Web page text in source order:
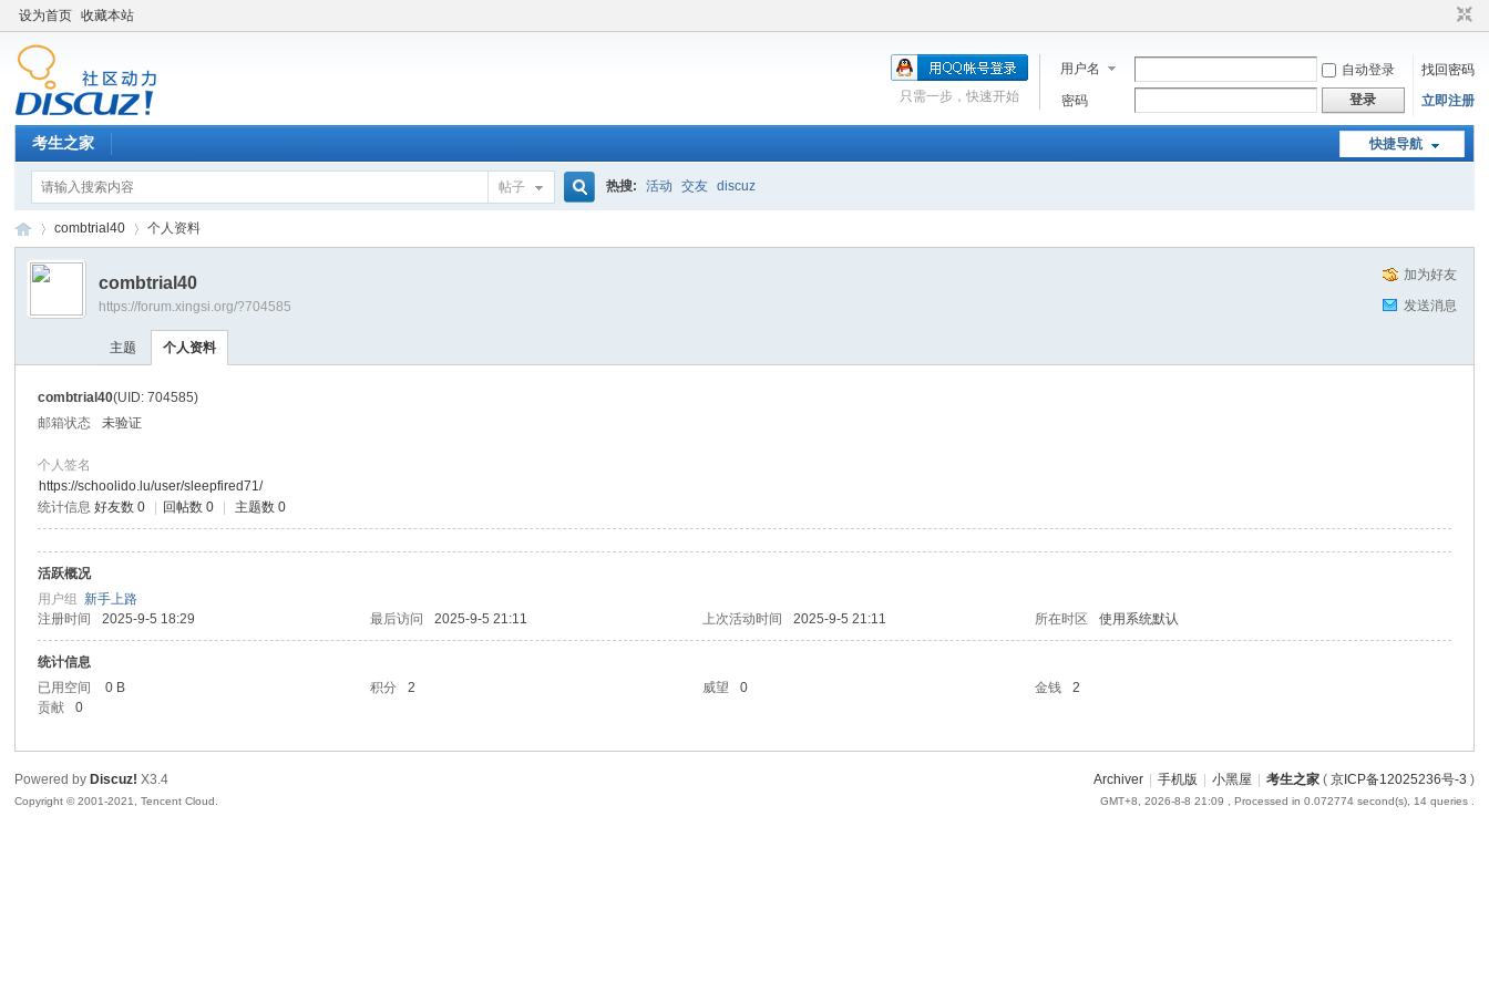
设为首页 收藏本站
用户名 自动登录
找回密码
密码
登录 立即注册
只需一步，快速开始
快捷导航
考生之家
帖子 热搜: 活动 交友 discuz
›
combtrial40 个人资料
加为好友
发送消息
combtrial40
https://forum.xingsi.org/?704585
主题 个人资料
combtrial40(UID: 704585)
邮箱状态
未验证
个人签名
https://schoolido.lu/user/sleepfired71/
统计信息 好友数 0 回帖数 0 主题数 0
活跃概况
用户组新手上路
注册时间
2025-9-5 18:29 最后访问 2025-9-5 21:11 上次活动时间 2025-9-5 21:11 所在时区 使用系统默认
统计信息
已用空间
0 B 积分 2 威望 0 金钱
2
贡献
0
Archiver 手机版 小黑屋 考生之家( 京ICP备12025236号-3 )
GMT+8, 2026-8-8 21:09 , Processed in 0.072774 second(s), 14 queries .
Powered by Discuz! X3.4
Copyright © 2001-2021, Tencent Cloud.